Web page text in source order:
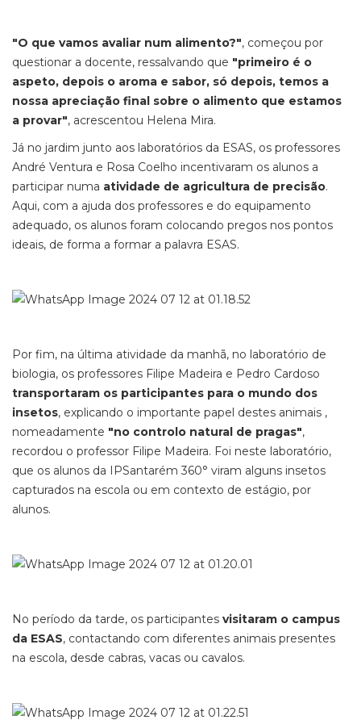
"O que vamos avaliar num alimento?", começou por
questionar a docente, ressalvando que "primeiro é o
aspeto, depois o aroma e sabor, só depois, temos a
nossa apreciação final sobre o alimento que estamos
a provar", acrescentou Helena Mira.
Já no jardim junto aos laboratórios da ESAS, os professores
André Ventura e Rosa Coelho incentivaram os alunos a
participar numa atividade de agricultura de precisão.
Aqui, com a ajuda dos professores e do equipamento
adequado, os alunos foram colocando pregos nos pontos
ideais, de forma a formar a palavra ESAS.
Por fim, na última atividade da manhã, no laboratório de
biologia, os professores Filipe Madeira e Pedro Cardoso
transportaram os participantes para o mundo dos
insetos, explicando o importante papel destes animais ,
nomeadamente "no controlo natural de pragas",
recordou o professor Filipe Madeira. Foi neste laboratório,
que os alunos da IPSantarém 360° viram alguns insetos
capturados na escola ou em contexto de estágio, por
alunos.
No período da tarde, os participantes visitaram o campus
da ESAS, contactando com diferentes animais presentes
na escola, desde cabras, vacas ou cavalos.